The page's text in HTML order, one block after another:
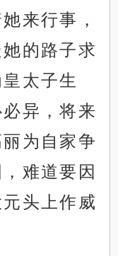
来行事，
的路子求
太子生
异，将来
为自家争
难道要因
头上作威